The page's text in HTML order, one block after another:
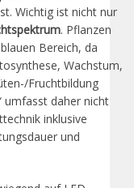
Wichtig ist nicht nur
. Pflanzen
Bereich, da
Wachstum,
Fruchtbildung
umfasst daher nicht
inklusive
und